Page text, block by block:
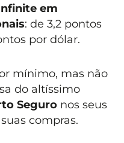
em
: de 3,2 pontos
por dólar.
mínimo, mas não
do altíssimo
Seguro nos seus
compras.